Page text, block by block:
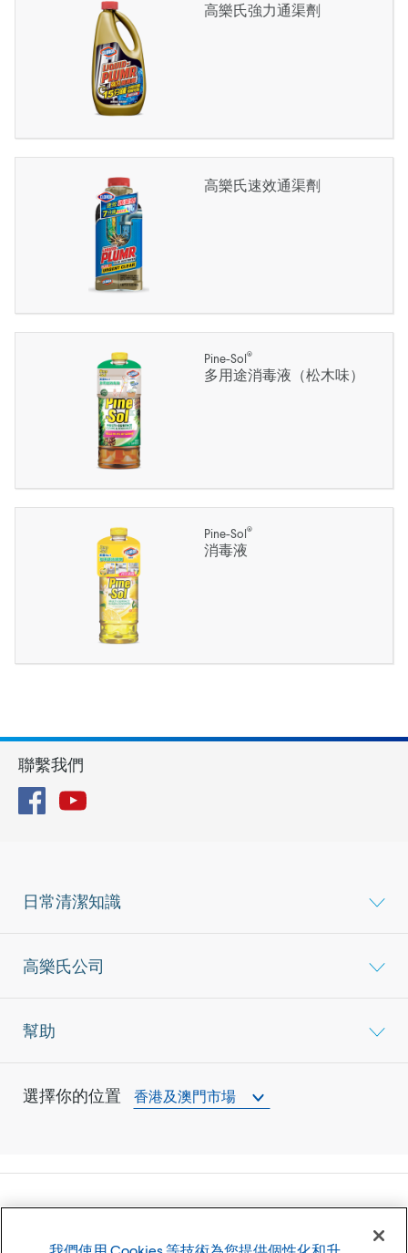
高樂氏強力通渠劑
高樂氏速效通渠劑
Pine-Sol®
多用途消毒液（松木味）
Pine-Sol®
消毒液
日常清潔知識
高樂氏公司
幫助
選擇你的位置 香港及澳門市場
聯繫我們
FacebookYouTube